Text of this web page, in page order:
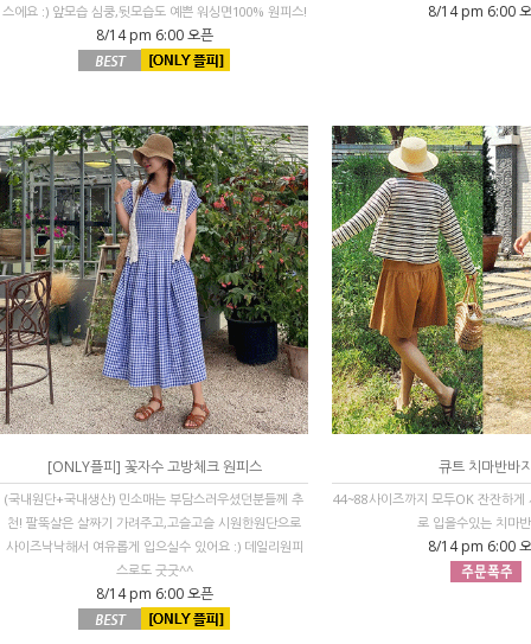
스에요 :) 앞모습 심쿵,뒷모습도 예쁜 워싱면100% 원피스!
8/14 pm 6:00 오픈
8/14 pm 6:00
[ONLY플피] 꽃자수 고방체크 원피스
(국내원단+국내생산) 민소매는 부담스러우셨던분들께 추
천! 팔뚝살은 살짜기 가려주고,고슬고슬 시원한원단으로
사이즈낙낙해서 여유롭게 입으실수 있어요 :) 데일리원피
스로도 굿굿^^
8/14 pm 6:00 오픈
큐트 치마반바
44~88사이즈까지 모두OK 잔잔하게
로 입을수있는 치마
8/14 pm 6:00